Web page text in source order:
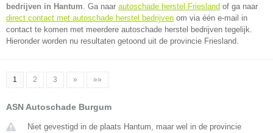
bedrijven in Hantum. Ga naar autoschade herstel Friesland of ga naar
direct contact met autoschade herstel bedrijven om via één e-mail in
contact te komen met meerdere autoschade herstel bedrijven tegelijk.
Hieronder worden nu resultaten getoond uit de provincie Friesland.
1 2 3 » »»
ASN Autoschade Burgum
Niet gevestigd in de plaats Hantum, maar wel in de provincie